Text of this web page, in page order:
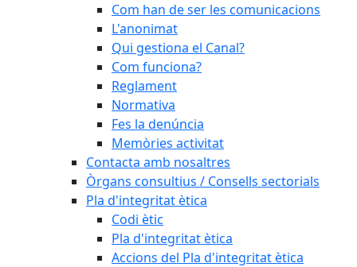
Com han de ser les comunicacions
L'anonimat
Qui gestiona el Canal?
Com funciona?
Reglament
Normativa
Fes la denúncia
Memòries activitat
Contacta amb nosaltres
Òrgans consultius / Consells sectorials
Pla d'integritat ètica
Codi ètic
Pla d'integritat ètica
Accions del Pla d'integritat ètica